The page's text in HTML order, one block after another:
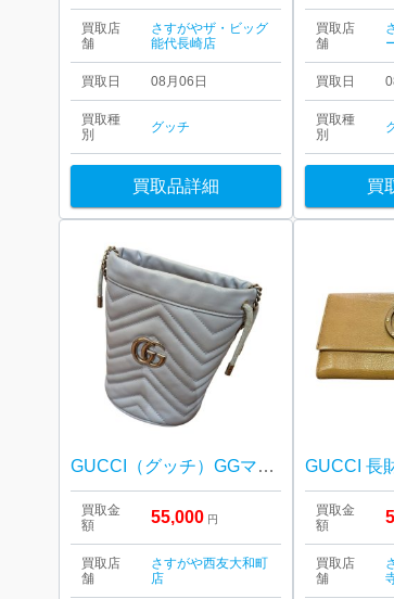
買取店
舗
さすがやザ・ビッグ
能代長崎店
買取日 08月06日
買取種
別
グッチ
買取品詳細
買取店
舗
買取日
買取種
別
買
GUCCI（グッチ）GGマーモント バケットバッグ
買取金
額
55,000 円
買取店
舗
さすがや西友大和町
店
買取金
額
買取店
舗